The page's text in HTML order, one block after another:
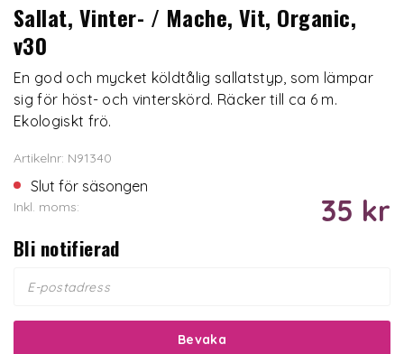
Sallat, Vinter- / Mache, Vit, Organic,
v30
En god och mycket köldtålig sallatstyp, som lämpar
sig för höst- och vinterskörd. Räcker till ca 6 m.
Ekologiskt frö.
Artikelnr: N91340
Slut för säsongen
Inkl. moms: 35 kr
Bli notifierad
Bevaka